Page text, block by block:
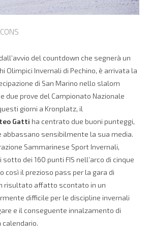
CONS
del countdown che segnerà un
Olimpici Invernali di Pechino, è arrivata la
di San Marino nello slalom
due prove del Campionato Nazionale
giorni a Kronplatz, il
Gatti ha centrato due buoni punteggi,
abbassano sensibilmente la sua media.
Sammarinese Sport Invernali,
dei 160 punti FIS nell’arco di cinque
così il prezioso pass per la gara di
risultato affatto scontato in un
difficile per le discipline invernali
e il conseguente innalzamento di
calendario.